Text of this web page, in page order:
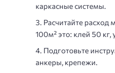
каркасные системы.
Расчитайте расход
100м² это: клей 50 кг,
Подготовьте
анкеры, крепежи.